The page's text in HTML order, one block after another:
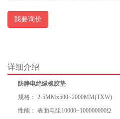
我要询价
详细介绍
防静电绝缘橡胶垫
规格： 2-5MMx500~2000MM(TXW)
性能： 表面电阻10000~100000000Ω